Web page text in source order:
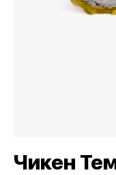
Чикен